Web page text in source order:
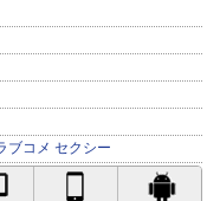
ブコメ セクシー
iPhone対応